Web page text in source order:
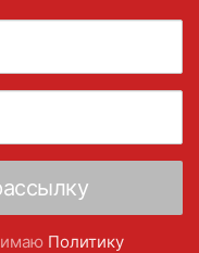
Политику